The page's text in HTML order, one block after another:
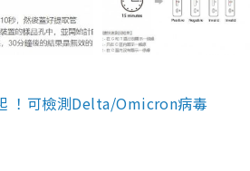
！可檢測Delta/Omicron病毒